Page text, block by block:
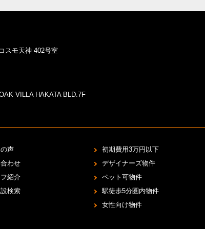
スモ天神 402号室
VILLA HAKATA BLD.7F
声
わせ
紹介
検索
初期費用3万円以下
デザイナーズ物件
ペット可物件
駅徒歩5分圏内物件
女性向け物件